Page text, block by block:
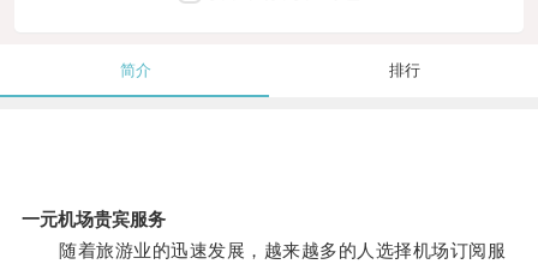
简介 排行
一元机场贵宾服务
随着旅游业的迅速发展，越来越多的人选择机场订阅服